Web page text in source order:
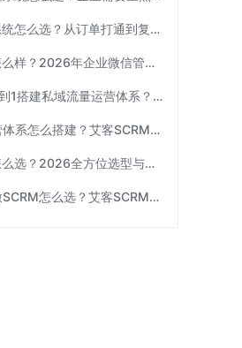
电商SCRM系统怎么选？从订单打通到复购运营 | 艾客SCRM
艾客SCRM怎么样？2026年企业微信管理工具选型指南
品牌如何从0到1搭建私域流量运营体系？| 艾客SCRM
企业私域运营体系怎么搭建？艾客SCRM拆解三个关键环节
私域SCRM怎么选？2026全方位选型与避坑指南｜艾客SCRM
电商行业企微SCRM怎么选？艾客SCRM订单打通与复购能力解析